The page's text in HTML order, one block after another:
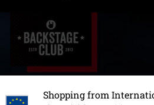
Shopping from